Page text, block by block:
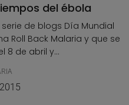
del ébola
de blogs Día Mundial
Roll Back Malaria y que se
8 de abril y...